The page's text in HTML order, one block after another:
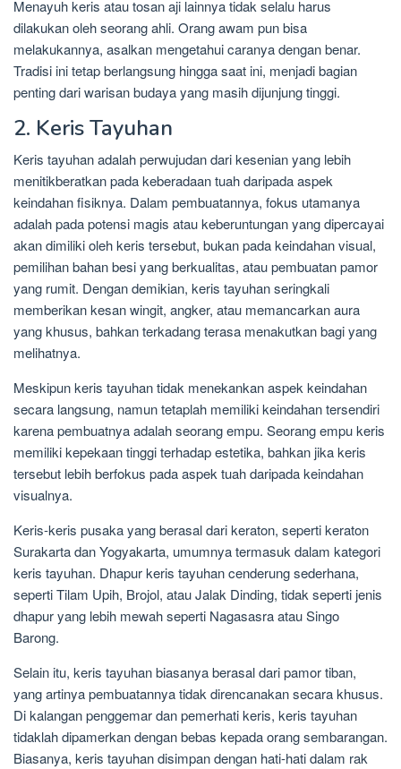
Menayuh keris atau tosan aji lainnya tidak selalu harus
dilakukan oleh seorang ahli. Orang awam pun bisa
melakukannya, asalkan mengetahui caranya dengan benar.
Tradisi ini tetap berlangsung hingga saat ini, menjadi bagian
penting dari warisan budaya yang masih dijunjung tinggi.
2. Keris Tayuhan
Keris tayuhan adalah perwujudan dari kesenian yang lebih
menitikberatkan pada keberadaan tuah daripada aspek
keindahan fisiknya. Dalam pembuatannya, fokus utamanya
adalah pada potensi magis atau keberuntungan yang dipercayai
akan dimiliki oleh keris tersebut, bukan pada keindahan visual,
pemilihan bahan besi yang berkualitas, atau pembuatan pamor
yang rumit. Dengan demikian, keris tayuhan seringkali
memberikan kesan wingit, angker, atau memancarkan aura
yang khusus, bahkan terkadang terasa menakutkan bagi yang
melihatnya.
Meskipun keris tayuhan tidak menekankan aspek keindahan
secara langsung, namun tetaplah memiliki keindahan tersendiri
karena pembuatnya adalah seorang empu. Seorang empu keris
memiliki kepekaan tinggi terhadap estetika, bahkan jika keris
tersebut lebih berfokus pada aspek tuah daripada keindahan
visualnya.
Keris-keris pusaka yang berasal dari keraton, seperti keraton
Surakarta dan Yogyakarta, umumnya termasuk dalam kategori
keris tayuhan. Dhapur keris tayuhan cenderung sederhana,
seperti Tilam Upih, Brojol, atau Jalak Dinding, tidak seperti jenis
dhapur yang lebih mewah seperti Nagasasra atau Singo
Barong.
Selain itu, keris tayuhan biasanya berasal dari pamor tiban,
yang artinya pembuatannya tidak direncanakan secara khusus.
Di kalangan penggemar dan pemerhati keris, keris tayuhan
tidaklah dipamerkan dengan bebas kepada orang sembarangan.
Biasanya, keris tayuhan disimpan dengan hati-hati dalam rak